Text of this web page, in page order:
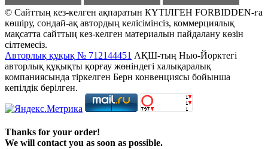
© Сайттың кез-келген ақпаратын КҮТІЛГЕН FORBIDDEN-ға
көшіру, сондай-ақ автордың келісімінсіз, коммерциялық
мақсатта сайттың кез-келген материалын пайдалану көзін
сілтемесіз.
Авторлық құқық № 712144451 АҚШ-тың Нью-Йорктегі
авторлық құқықты қорғау жөніндегі халықаралық
компаниясында тіркелген Берн конвенциясы бойынша
кепілдік берілген.
Thanks for your order!
We will contact you as soon as possible.